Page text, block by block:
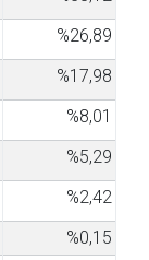
%26,89
%17,98
%8,01
%5,29
%2,42
%0,15